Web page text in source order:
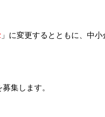
」に変更するとともに、中
集します。